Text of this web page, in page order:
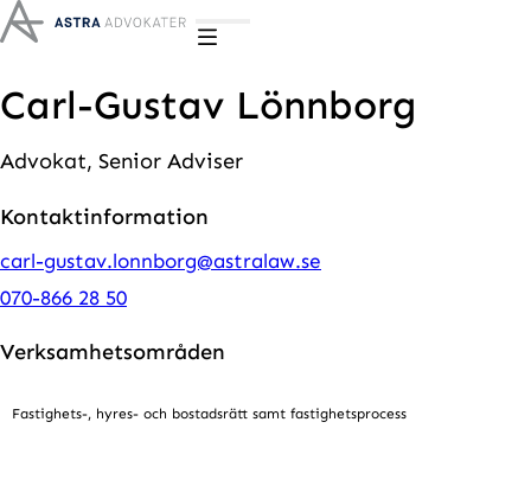
Hoppa till innehåll
Carl-Gustav Lönnborg
Advokat, Senior Adviser
Kontaktinformation
carl-gustav.lonnborg@astralaw.se
070-866 28 50
Verksamhetsområden
Fastighets-, hyres- och bostadsrätt samt fastighetsprocess